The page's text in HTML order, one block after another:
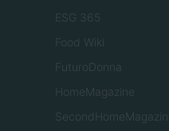
ESG 365
Food Wiki
FuturoDonna
HomeMagazine
SecondHomeMagazine